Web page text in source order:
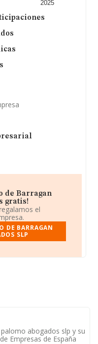
entre todas las
promedio.
sobre Madrid, en la
8271 empresas, cuyas
3.619 millones de
los datos de sector,
es de 15
2.
de los
ranking de su sector
ha perdido posición
más abajo en el
presentes en el
2025
de Barragan
gratis!
el
DE BARRAGAN
SLP
abogados slp y su
Empresas de España